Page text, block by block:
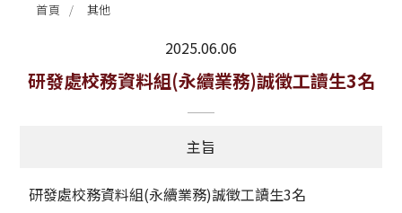
法規修訂
補助獎項
獲獎名單
活動訊息
首頁 其他
2025.06.06
最新消息
研發處校務資料組(永續業務)誠徵工讀生3名
主旨
研發處校務資料組(永續業務)誠徵工讀生3名